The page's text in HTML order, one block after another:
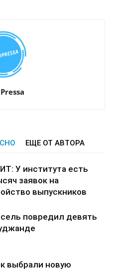
ЕЩЕ ОТ АВТОРА
У института есть
заявок на
выпускников
повредил девять
выбрали новую